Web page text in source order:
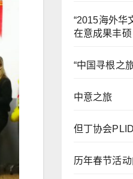
“2015海外华
在意成果丰硕
“中国寻根之
中意之旅
但丁协会
历年春节活